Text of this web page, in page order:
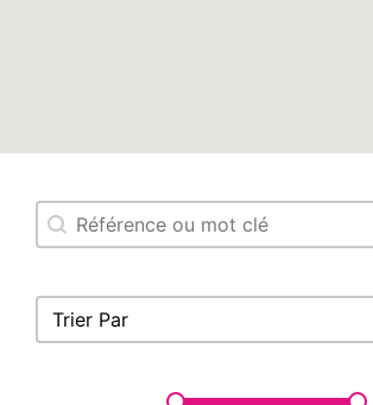
Recherche Biens
Search content
Trier Par
Sort content